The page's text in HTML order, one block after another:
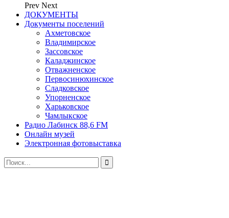
Prev Next
ДОКУМЕНТЫ
Документы поселений
Ахметовское
Владимирское
Зассовское
Каладжинское
Отважненское
Первосинюхинское
Сладковское
Упорненское
Харьковское
Чамлыкское
Радио Лабинск 88,6 FM
Онлайн музей
Электронная фотовыставка